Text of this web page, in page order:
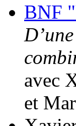
BNF
avec
et